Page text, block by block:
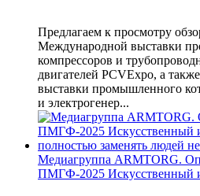
Предлагаем к просмотру
Международной выставки
компрессоров и
двигателей PCVExpo, а
выставки промышленного
и электрогенер...
Медиагруппа ARMTORG.
ПМГФ-2025 Искусственный